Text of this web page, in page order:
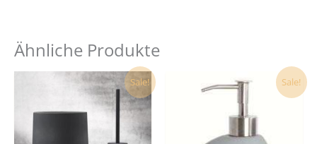
Ähnliche Produkte
Sale!
Dieses
Produkt
weist
mehrere
Sale!
Ursprünglicher
Preis
war:
19,90 €
Aktueller
Preis